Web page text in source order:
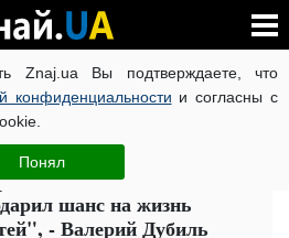
Znaj.ua Вы подтверждаете, что
конфиденциальности и согласны с
Понял
УКРАИНЫ КОРОНАВИРУС В
ЧИТАТИ УКРАЇНСЬКОЮ
и
шанс на жизнь
- Валерий Дубиль